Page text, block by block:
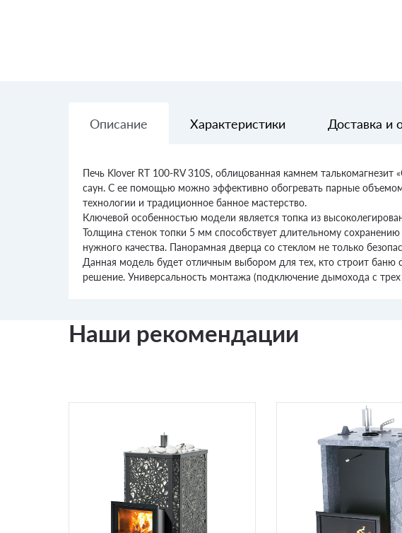
Описание Характеристики Доставка и
Печь Klover RT 100-RV 310S, облицованная камнем
саун. С ее помощью можно эффективно обогревать парные
технологии и традиционное банное мастерство.
Ключевой особенностью модели является топка из
Толщина стенок топки 5 мм способствует длительному
нужного качества. Панорамная дверца со стеклом не только
Данная модель будет отличным выбором для тех, кто строит
решение. Универсальность монтажа (подключение дымохода с
Наши рекомендации